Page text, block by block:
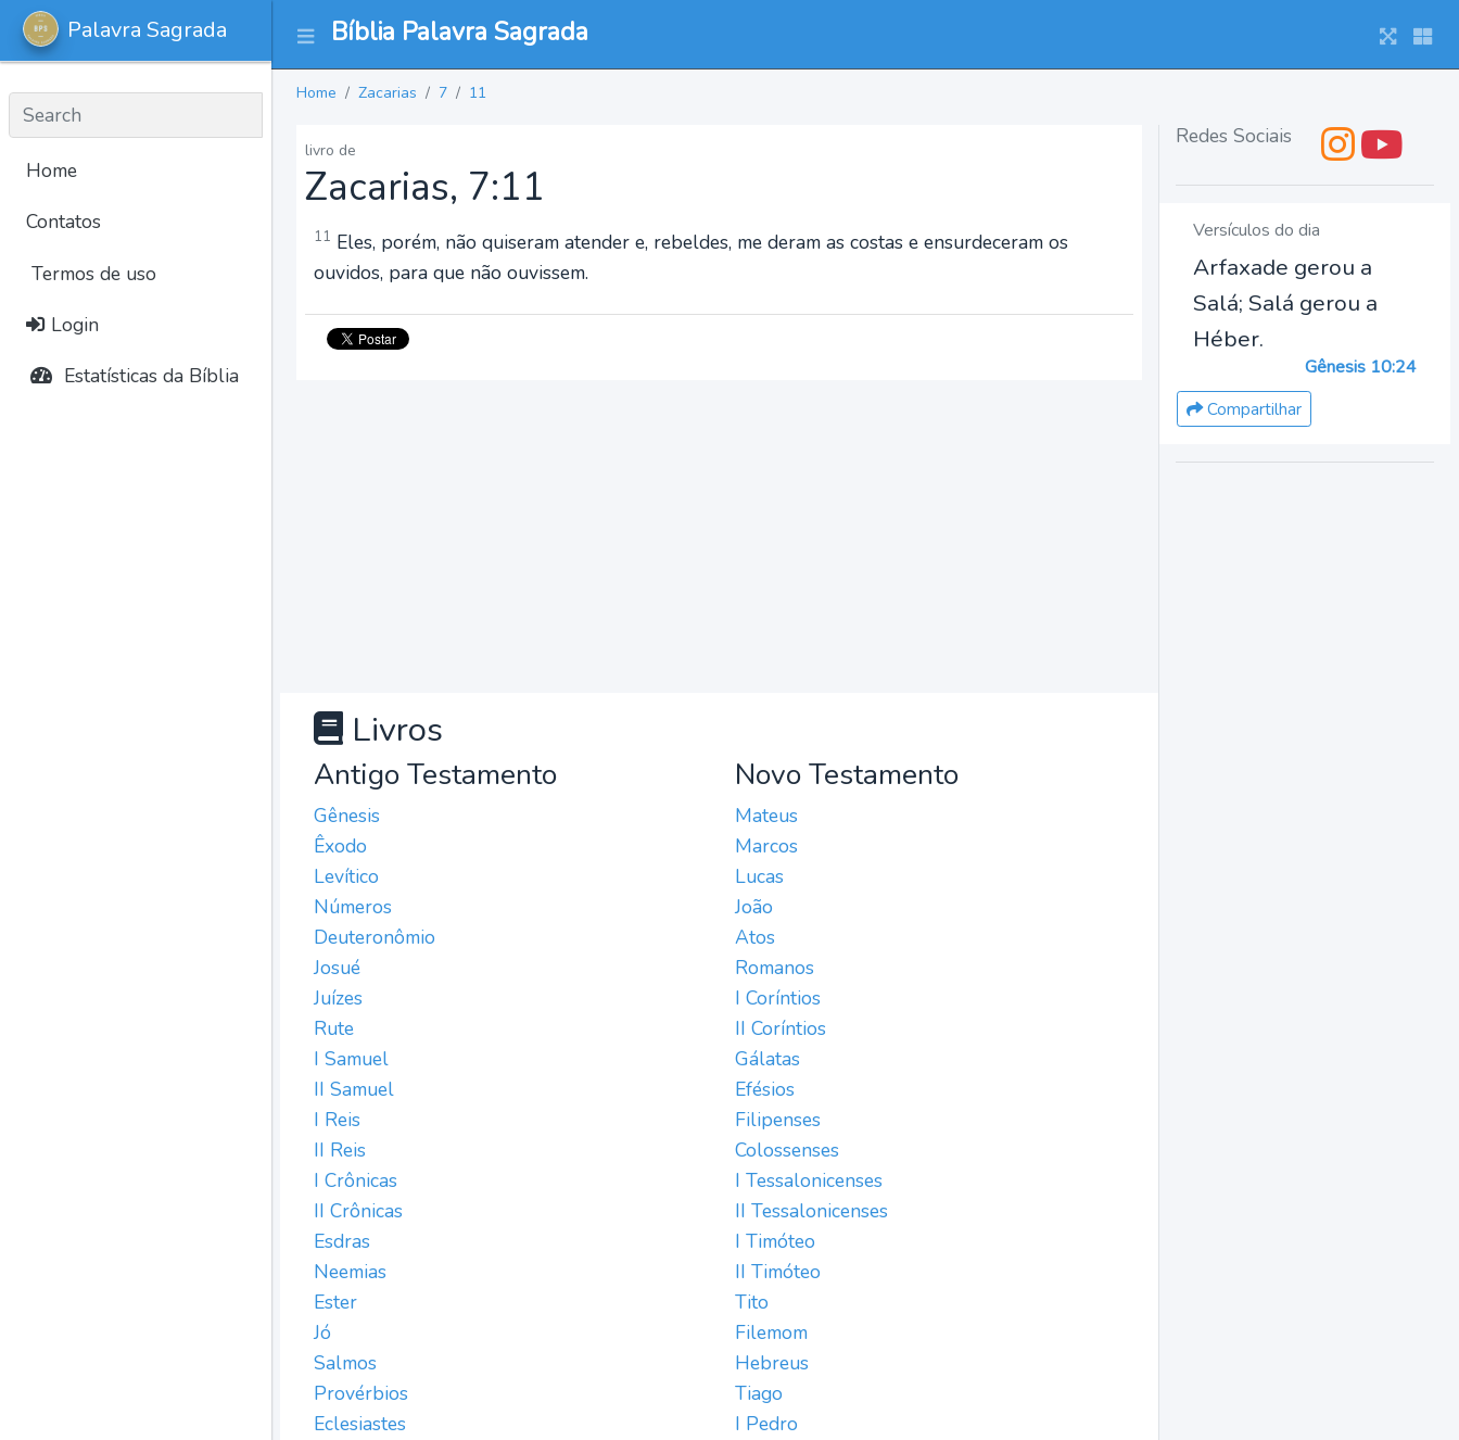
Bíblia Palavra Sagrada
Palavra Sagrada
Home
Contatos
Termos de uso
Login
Estatísticas da Bíblia
Home Zacarias 7 11
livro de
Zacarias, 7:11
11 Eles, porém, não quiseram atender e, rebeldes, me deram as costas e ensurdeceram os
ouvidos, para que não ouvissem.
Livros
Antigo Testamento
Gênesis
Êxodo
Levítico
Números
Deuteronômio
Josué
Juízes
Rute
I Samuel
II Samuel
I Reis
II Reis
I Crônicas
II Crônicas
Esdras
Neemias
Ester
Jó
Salmos
Provérbios
Eclesiastes
Novo Testamento
Mateus
Marcos
Lucas
João
Atos
Romanos
I Coríntios
II Coríntios
Gálatas
Efésios
Filipenses
Colossenses
I Tessalonicenses
II Tessalonicenses
I Timóteo
II Timóteo
Tito
Filemom
Hebreus
Tiago
I Pedro
Redes Sociais
Versículos do dia
Arfaxade gerou a
Salá; Salá gerou a
Héber.
Gênesis 10:24
Compartilhar